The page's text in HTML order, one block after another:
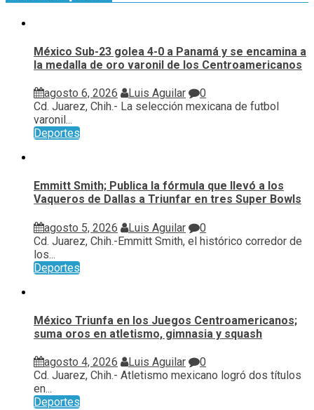
México Sub-23 golea 4-0 a Panamá y se encamina a
la medalla de oro varonil de los Centroamericanos
agosto 6, 2026 Luis Aguilar
0
Cd. Juarez, Chih.- La selección mexicana de futbol
varonil...
Deportes
Emmitt Smith; Publica la fórmula que llevó a los
Vaqueros de Dallas a Triunfar en tres Super Bowls
agosto 5, 2026 Luis Aguilar
0
Cd. Juarez, Chih.-Emmitt Smith, el histórico corredor de
los...
Deportes
México Triunfa en los Juegos Centroamericanos;
suma oros en atletismo, gimnasia y squash
agosto 4, 2026 Luis Aguilar
0
Cd. Juarez, Chih.- Atletismo mexicano logró dos títulos
en...
Deportes